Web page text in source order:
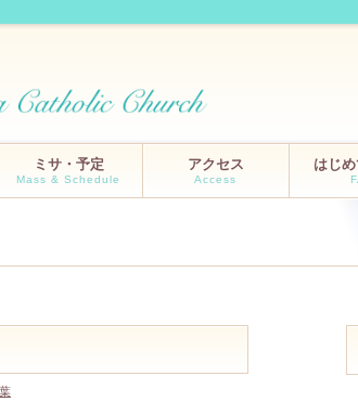
ミサ・予定
Mass & Schedule
アクセス
Access
はじ